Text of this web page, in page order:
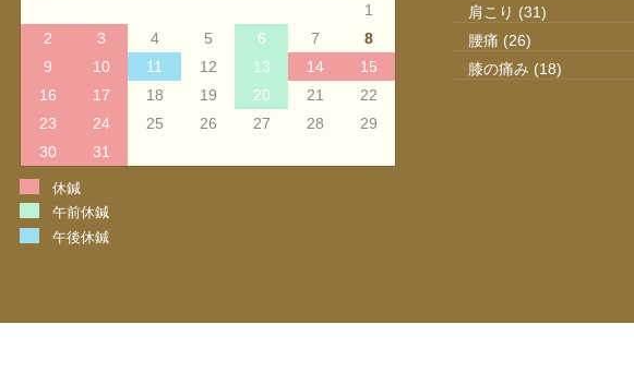
1
2
3 4 5 6 7
8
9
10 11 12 13 14
15
16
17 18 19 20 21
22
23
24 25 26 27 28
29
30
31
休鍼
午前休鍼
午後休鍼
肩こり (31)
腰痛 (26)
膝の痛み (18)